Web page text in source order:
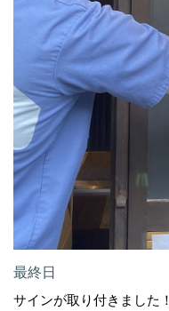
最終日
サインが取り付きました！